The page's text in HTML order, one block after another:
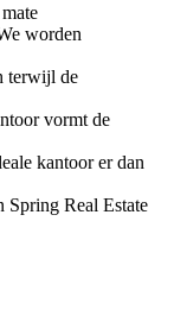
worden
terwijl de
vormt de
kantoor er dan
Spring Real Estate